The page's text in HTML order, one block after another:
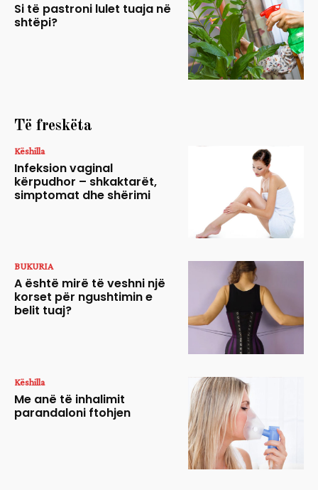
Si të pastroni lulet tuaja në
shtëpi?
Të freskëta
Këshilla
Infeksion vaginal
kërpudhor – shkaktarët,
simptomat dhe shërimi
BUKURIA
A është mirë të veshni një
korset për ngushtimin e
belit tuaj?
Këshilla
Me anë të inhalimit
parandaloni ftohjen